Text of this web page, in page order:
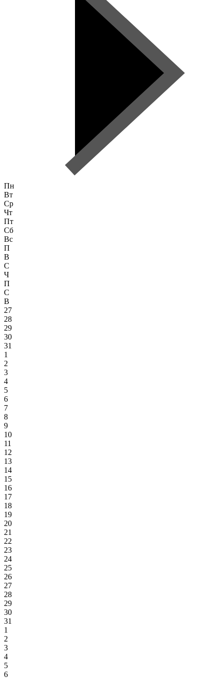
Пн
Вт
Ср
Чт
Пт
Сб
Вс
П
В
С
Ч
П
С
В
27
28
29
30
31
1
2
3
4
5
6
7
8
9
10
11
12
13
14
15
16
17
18
19
20
21
22
23
24
25
26
27
28
29
30
31
1
2
3
4
5
6